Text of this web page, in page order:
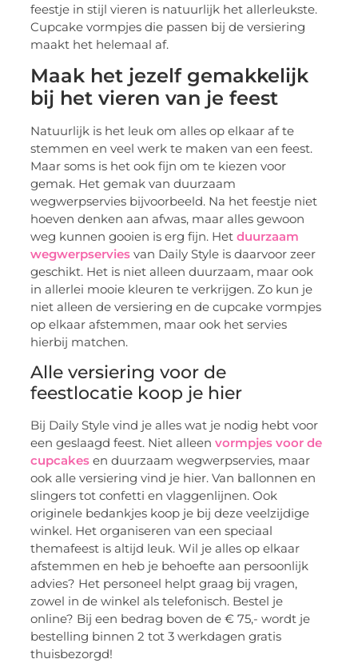
feestje in stijl vieren is natuurlijk het allerleukste.
Cupcake vormpjes die passen bij de versiering
maakt het helemaal af.
Maak het jezelf gemakkelijk
bij het vieren van je feest
Natuurlijk is het leuk om alles op elkaar af te
stemmen en veel werk te maken van een feest.
Maar soms is het ook fijn om te kiezen voor
gemak. Het gemak van duurzaam
wegwerpservies bijvoorbeeld. Na het feestje niet
hoeven denken aan afwas, maar alles gewoon
weg kunnen gooien is erg fijn. Hetduurzaam
wegwerpservies van Daily Style is daarvoor zeer
geschikt. Het is niet alleen duurzaam, maar ook
in allerlei mooie kleuren te verkrijgen. Zo kun je
niet alleen de versiering en de cupcake vormpjes
op elkaar afstemmen, maar ook het servies
hierbij matchen.
Alle versiering voor de
feestlocatie koop je hier
Bij Daily Style vind je alles wat je nodig hebt voor
een geslaagd feest. Niet alleenvormpjes voor de
cupcakes en duurzaam wegwerpservies, maar
ook alle versiering vind je hier. Van ballonnen en
slingers tot confetti en vlaggenlijnen. Ook
originele bedankjes koop je bij deze veelzijdige
winkel. Het organiseren van een speciaal
themafeest is altijd leuk. Wil je alles op elkaar
afstemmen en heb je behoefte aan persoonlijk
advies? Het personeel helpt graag bij vragen,
zowel in de winkel als telefonisch. Bestel je
online? Bij een bedrag boven de € 75,- wordt je
bestelling binnen 2 tot 3 werkdagen gratis
thuisbezorgd!